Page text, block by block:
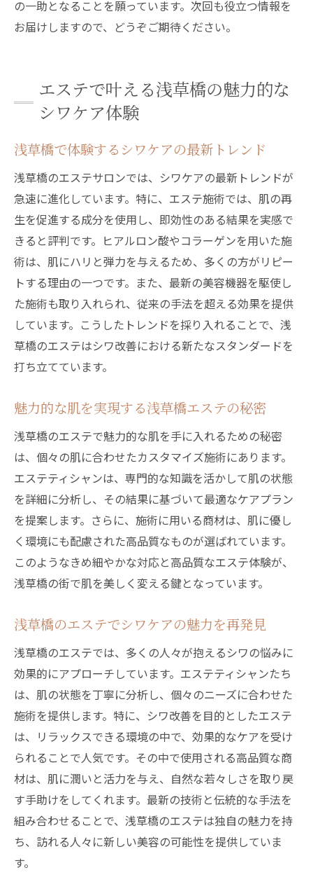
の一助となることを願っています。次回も役立つ情報を
お届けしますので、どうぞご期待ください。
エステで叶える浅草橋の魅力的な
シワケア体験
浅草橋で体験するシワケアの最新トレンド
浅草橋のエステサロンでは、シワケアの最新トレンドが
急速に進化しています。特に、エステ施術では、肌の再
生を促進する成分を使用し、即効性のある結果を実感で
きると評判です。ヒアルロン酸やコラーゲンを用いた施
術は、肌にハリと弾力を与えるため、多くの方がリピー
トする理由の一つです。また、最新の美容機器を駆使し
た施術も取り入れられ、従来の手法を超える効果を提供
しています。こうしたトレンドを採り入れることで、浅
草橋のエステはシワ改善における新たなスタンダードを
打ち立てています。
魅力的な肌を実現する浅草橋エステの秘密
浅草橋のエステで魅力的な肌を手に入れるための秘密
は、個々の肌に合わせたカスタマイズ施術にあります。
エステティシャンは、専門的な知識を活かして肌の状態
を詳細に分析し、その結果に基づいて最適なケアプラン
を提案します。さらに、施術に用いる商材は、肌に優し
く環境にも配慮された高品質なものが選ばれています。
このようなきめ細やかな対応と高品質なエステ体験が、
浅草橋の街で肌を美しく変える鍵となっています。
浅草橋のエステでシワケアの魅力を再発見
浅草橋のエステでは、多くの人々が抱えるシワの悩みに
効果的にアプローチしています。エステティシャンたち
は、肌の状態を丁寧に分析し、個々のニーズに合わせた
施術を提供します。特に、シワ改善を目的としたエステ
は、リラックスできる環境の中で、効果的なケアを受け
られることで人気です。その中で使用される高品質な商
材は、肌に潤いと活力を与え、自然な若々しさを取り戻
す手助けをしてくれます。最新の技術と伝統的な手法を
組み合わせることで、浅草橋のエステは独自の魅力を持
ち、訪れる人々に新しい美容の可能性を提供していま
す。